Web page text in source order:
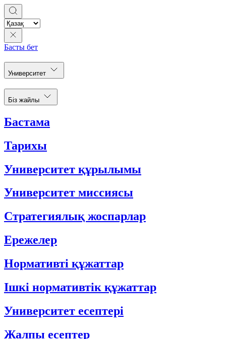
Басты бет
Университет
Біз жайлы
Бастама
Тарихы
Университет құрылымы
Университет миссиясы
Стратегиялық жоспарлар
Ережелер
Нормативті құжаттар
Ішкі нормативтік құжаттар
Университет есептері
Жалпы есептер